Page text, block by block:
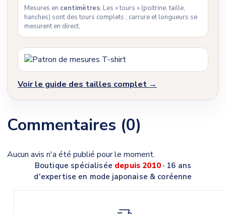
Mesures en centimètres. Les « tours » (poitrine, taille,
hanches) sont des tours complets ; carrure et longueurs se
mesurent en direct.
Voir le guide des tailles complet →
Commentaires (0)
Aucun avis n'a été publié pour le moment.
Boutique spécialisée depuis 2010· 16 ans
d'expertise en mode japonaise & coréenne